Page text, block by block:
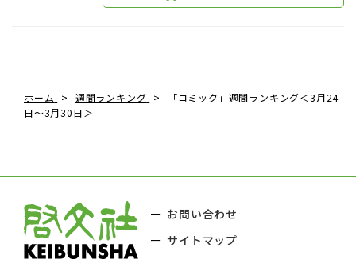
ホーム 週間ランキング
「コミック」週間ランキング＜3月24
日～3月30日＞
お問い合わせ
サイトマップ